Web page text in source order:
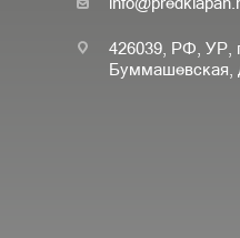
426039, РФ, УР,
Буммашевская,